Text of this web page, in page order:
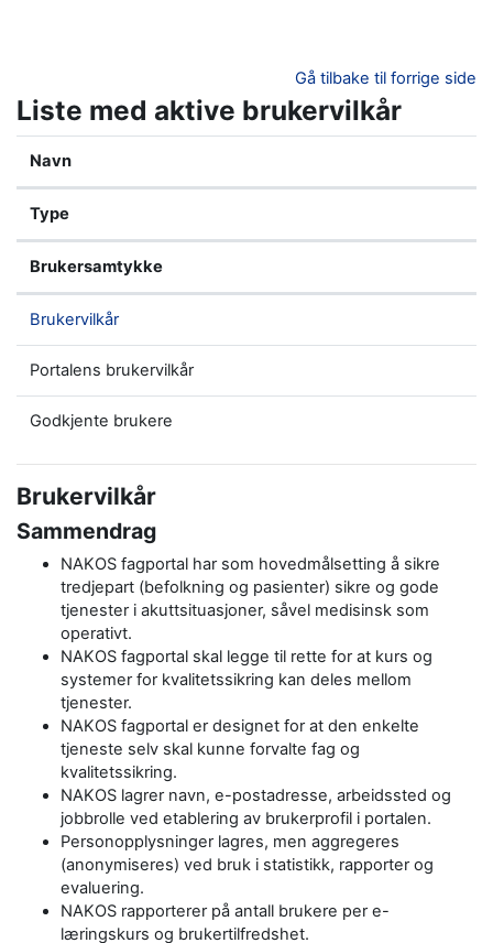
Gå tilbake til forrige side
Liste med aktive brukervilkår
Navn
Type
Brukersamtykke
Brukervilkår
Portalens brukervilkår
Godkjente brukere
Brukervilkår
Sammendrag
NAKOS fagportal har som hovedmålsetting å sikre
tredjepart (befolkning og pasienter) sikre og gode
tjenester i akuttsituasjoner, såvel medisinsk som
operativt.
NAKOS fagportal skal legge til rette for at kurs og
systemer for kvalitetssikring kan deles mellom
tjenester.
NAKOS fagportal er designet for at den enkelte
tjeneste selv skal kunne forvalte fag og
kvalitetssikring.
NAKOS lagrer navn, e-postadresse, arbeidssted og
jobbrolle ved etablering av brukerprofil i portalen.
Personopplysninger lagres, men aggregeres
(anonymiseres) ved bruk i statistikk, rapporter og
evaluering.
NAKOS rapporterer på antall brukere per e-
læringskurs og brukertilfredshet.